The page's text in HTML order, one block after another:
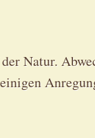
Natur.